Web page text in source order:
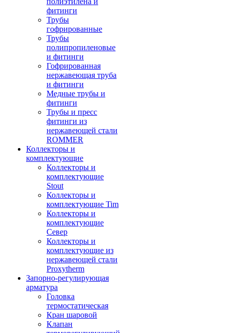
фитинги
Трубы
гофрированные
Трубы
полипропиленовые
и фитинги
Гофрированная
нержавеющая труба
и фитинги
Медные трубы и
фитинги
Трубы и пресс
фитинги из
нержавеющей стали
ROMMER
Коллекторы и
комплектующие
Коллекторы и
комплектующие
Stout
Коллекторы и
комплектующие Tim
Коллекторы и
комплектующие
Север
Коллекторы и
комплектующие из
нержавеющей стали
Proxytherm
Запорно-регулирующая
арматура
Головка
термостатическая
Кран шаровой
Клапан